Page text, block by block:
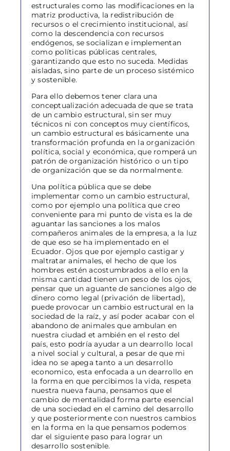
estructurales como las modificaciones en la
matriz productiva, la redistribución de
recursos o el crecimiento institucional, así
como la descendencia con recursos
endógenos, se socializan e implementan
como políticas públicas centrales,
garantizando que esto no suceda. Medidas
aisladas, sino parte de un proceso sistémico
y sostenible.
Para ello debemos tener clara una
conceptualización adecuada de que se trata
de un cambio estructural, sin ser muy
técnicos ni con conceptos muy científicos,
un cambio estructural es básicamente una
transformación profunda en la organización
política, social y económica, que romperá un
patrón de organización histórico o un tipo
de organización que se da normalmente.
Una política pública que se debe
implementar como un cambio estructural,
como por ejemplo una política que creo
conveniente para mi punto de vista es la de
aguantar las sanciones a los malos
compañeros animales de la empresa, a la luz
de que eso se ha implementado en el
Ecuador. Ojos que por ejemplo castigar y
maltratar animales, el hecho de que los
hombres estén acostumbrados a ello en la
misma cantidad tienen un peso de los ojos,
pensar que un aguante de sanciones algo de
dinero como legal (privación de libertad),
puede provocar un cambio estructural en la
sociedad de la raíz, y así poder acabar con el
abandono de animales que ambulan en
nuestra ciudad et ambién en el resto del
país, esto podría ayudar a un dearrollo local
a nivel social y cultural, a pesar de que mi
idea no se apega tanto a un desarrollo
economico, esta enfocada a un dearrollo en
la forma en que percibimos la vida, respeta
nuestra nueva fauna, pensamos que el
cambio de mentalidad forma parte esencial
de una sociedad en el camino del desarrollo
y que posteriormente con nuestros cambios
en la forma en la que pensamos podemos
dar el siguiente paso para lograr un
desarrollo sostenible.